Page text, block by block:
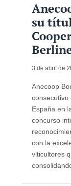
su
3 de abril de
Anecoop
consecutivo
España en
concurso
con la
viticultores